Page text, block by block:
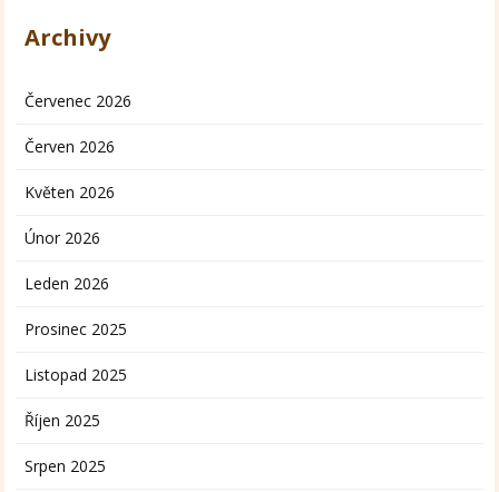
Archivy
Červenec 2026
Červen 2026
Květen 2026
Únor 2026
Leden 2026
Prosinec 2025
Listopad 2025
Říjen 2025
Srpen 2025